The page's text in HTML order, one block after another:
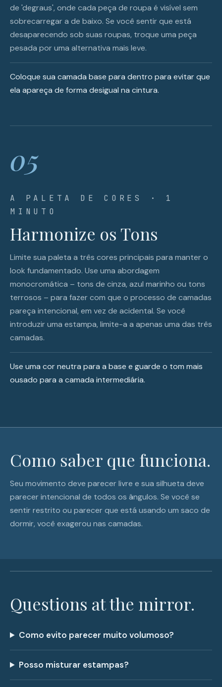
de 'degraus', onde cada peça de roupa é visível sem
sobrecarregar a de baixo. Se você sentir que está
desaparecendo sob suas roupas, troque uma peça
pesada por uma alternativa mais leve.
Coloque sua camada base para dentro para evitar que
ela apareça de forma desigual na cintura.
05
A PALETA DE CORES · 1
MINUTO
Harmonize os Tons
Limite sua paleta a três cores principais para manter o
look fundamentado. Use uma abordagem
monocromática – tons de cinza, azul marinho ou tons
terrosos – para fazer com que o processo de camadas
pareça intencional, em vez de acidental. Se você
introduzir uma estampa, limite-a a apenas uma das três
camadas.
Use uma cor neutra para a base e guarde o tom mais
ousado para a camada intermediária.
Como saber que funciona.
Seu movimento deve parecer livre e sua silhueta deve
parecer intencional de todos os ângulos. Se você se
sentir restrito ou parecer que está usando um saco de
dormir, você exagerou nas camadas.
Questions at the mirror.
Como evito parecer muito volumoso?
Posso misturar estampas?